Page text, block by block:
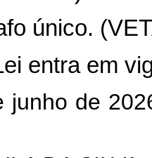
único.
entra em
junho de